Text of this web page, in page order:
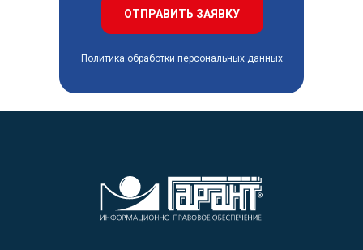
ОТПРАВИТЬ ЗАЯВКУ
Политика обработки персональных данных